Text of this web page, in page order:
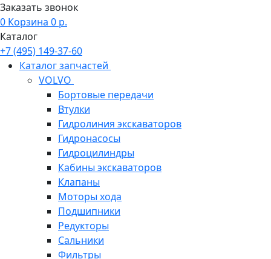
Заказать звонок
0 Корзина 0 р.
Каталог
+7 (495) 149-37-60
Каталог запчастей
VOLVO
Бортовые передачи
Втулки
Гидролиния экскаваторов
Гидронасосы
Гидроцилиндры
Кабины экскаваторов
Клапаны
Моторы хода
Подшипники
Редукторы
Сальники
Фильтры